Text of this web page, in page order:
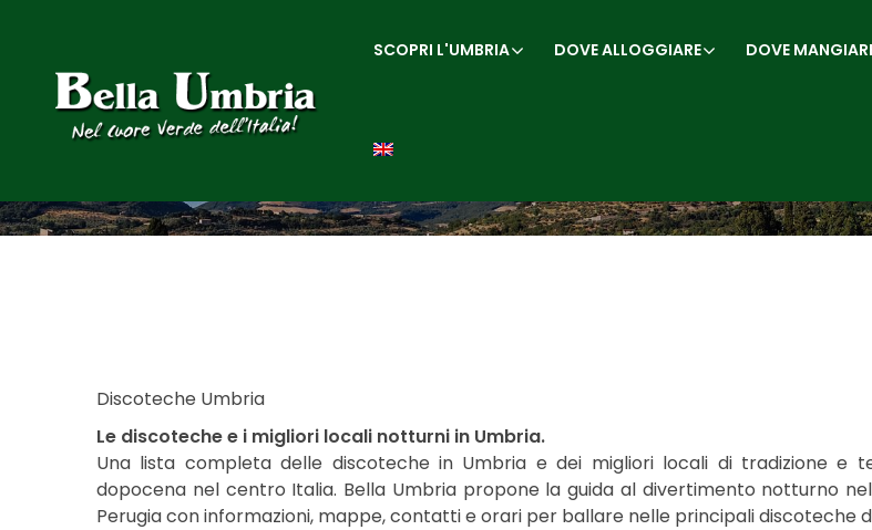
SCOPRI L'UMBRIA DOVE ALLOGGIARE DOVE
Discoteche Umbria
Le discoteche e i migliori locali notturni in Umbria.
Una lista completa delle discoteche in Umbria e dei migliori locali di tradizione e
dopocena nel centro Italia. Bella Umbria propone la guida al divertimento notturno
Perugia con informazioni, mappe, contatti e orari per ballare nelle principali discoteche